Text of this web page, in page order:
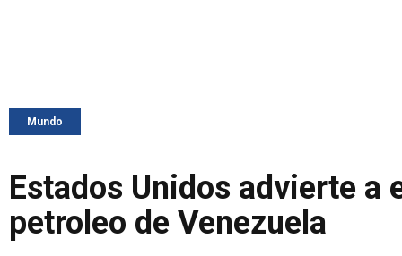
Mundo
Estados Unidos advierte a
petroleo de Venezuela